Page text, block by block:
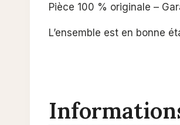
Pièce 100 % originale –
L’ensemble est en bonne